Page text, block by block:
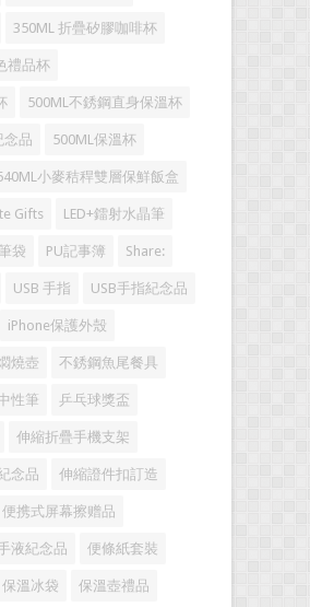
350ML 折疊矽膠咖啡杯
禮品杯
500ML不銹鋼直身保溫杯
念品 500ML保溫杯
小麥秸稈雙層保鮮飯盒
Gifts LED+鐳射水晶筆
袋 PU記事簿 Share:
USB 手指 USB手指紀念品
iPhone保護外殼
燒壺 不銹鋼魚尾餐具
性筆 乒乓球獎盃
伸縮折疊手機支架
念品 伸縮證件扣訂造
便携式屏幕擦赠品
液紀念品 便條紙套裝
保溫冰袋 保溫壺禮品